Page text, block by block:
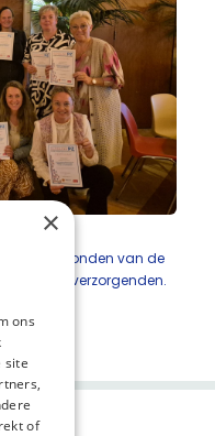
afronden van de
groep verzorgenden.
×
ons
site
of